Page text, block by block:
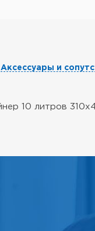
Аксессуары и
10 литров